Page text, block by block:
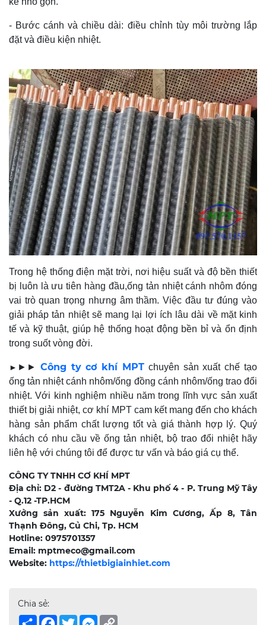
- Bước cánh và chiều dài: điều chỉnh tùy môi trường lắp
đặt và điều kiện nhiệt.
Trong hệ thống điện mặt trời, nơi hiệu suất và độ bền thiết
bị luôn là ưu tiên hàng đầu,ống tản nhiệt cánh nhôm đóng
vai trò quan trọng nhưng âm thầm. Việc đầu tư đúng vào
giải pháp tản nhiệt sẽ mang lại lợi ích lâu dài về mặt kinh
tế và kỹ thuật, giúp hệ thống hoạt động bền bỉ và ổn định
trong suốt vòng đời.
► ►► Công ty cơ khí MPT chuyên sản xuất chế tạo
ống tản nhiệt cánh nhôm/ống đồng cánh nhôm/ống trao đổi
nhiệt. Với kinh nghiệm nhiều năm trong lĩnh vực sản xuất
thiết bị giải nhiệt, cơ khí MPT cam kết mang đến cho khách
hàng sản phẩm chất lượng tốt và giá thành hợp lý. Quý
khách có nhu cầu về ống tản nhiệt, bộ trao đổi nhiệt hãy
liên hệ với chúng tôi để được tư vấn và báo giá cụ thể.
CÔNG TY TNHH CƠ KHÍ MPT
Địa chỉ: D2 - đường TMT2A - Khu phố 4 - P. Trung Mỹ Tây
- Q.12 -TP.HCM
Xưởng sản xuất: 175 Nguyễn Kim Cương, Ấp 8, Tân
Thạnh Đông, Củ Chi, Tp. HCM
Hotline: 0975701357
Email: mptmeco@gmail.com
Website: https://thietbigiainhiet.com
Chia sẻ:
ShareFacebook
TwitterMessenger